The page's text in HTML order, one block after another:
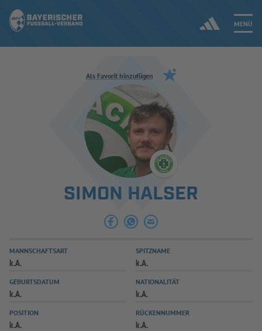
MENÜ
Jetzt einloggen
ERGEBNISSE & WETTBEWERBE
SPIELBETRIEB & VERBANDSLEBEN
AUSBILDUNG & FÖRDERUNG
SPIELPLUS
Als Favorit hinzufügen
SIMON HALSER
MANNSCHAFTSART
k.A.
SPITZNAME
k.A.
GEBURTSDATUM
k.A.
NATIONALITÄT
k.A.
POSITION
k.A.
RÜCKENNUMMER
k.A.